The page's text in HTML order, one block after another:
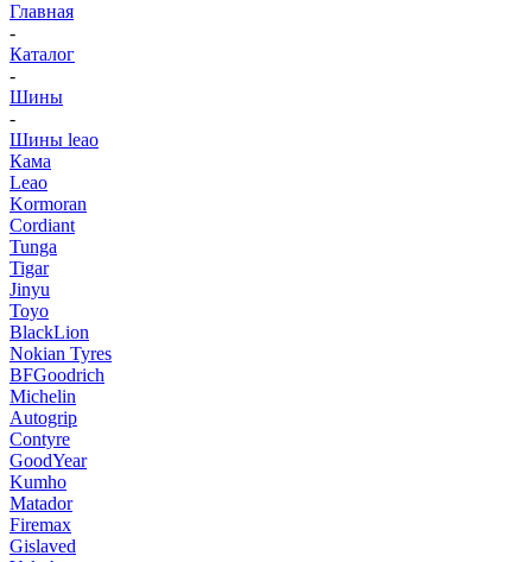
Главная
-
Каталог
-
Шины
-
Шины leao
Кама
Leao
Kormoran
Cordiant
Tunga
Tigar
Jinyu
Toyo
BlackLion
Nokian Tyres
BFGoodrich
Michelin
Autogrip
Contyre
GoodYear
Kumho
Matador
Firemax
Gislaved